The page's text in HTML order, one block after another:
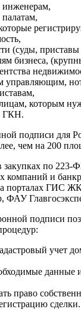
инженерам,
(суды, приставы
бизнеса,
управляющим,
которым
ГКН.
подписи для
чем на 200
закупках по 223-
компаний и
порталах ГИС
ФАУ
подписи
учет
данные
право
сделки.